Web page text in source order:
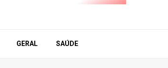
GERAL SAÚDE